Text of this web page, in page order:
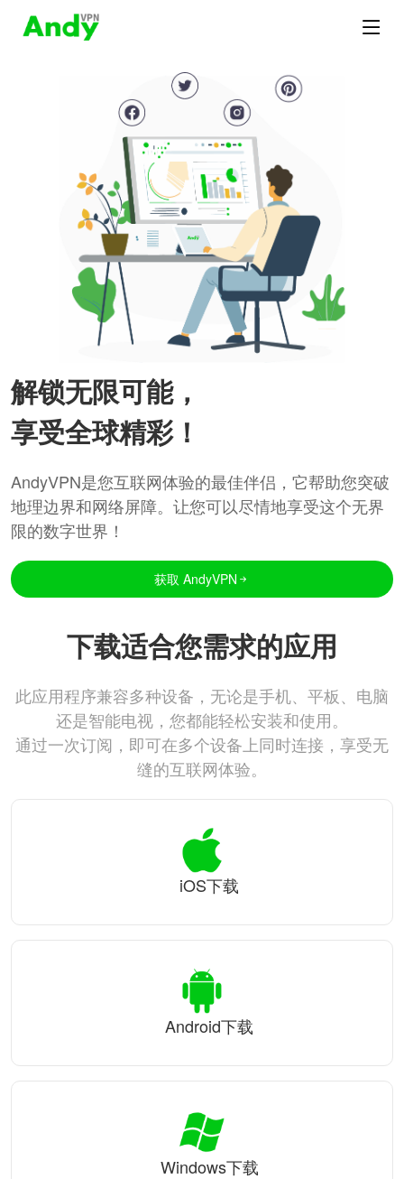
解锁无限可能，
享受全球精彩！
AndyVPN是您互联网体验的最佳伴侣，它帮助您突破
地理边界和网络屏障。让您可以尽情地享受这个无界
限的数字世界！
获取 AndyVPN
下载适合您需求的应用
此应用程序兼容多种设备，无论是手机、平板、电脑
还是智能电视，您都能轻松安装和使用。
通过一次订阅，即可在多个设备上同时连接，享受无
缝的互联网体验。
iOS下载
Android下载
Windows下载